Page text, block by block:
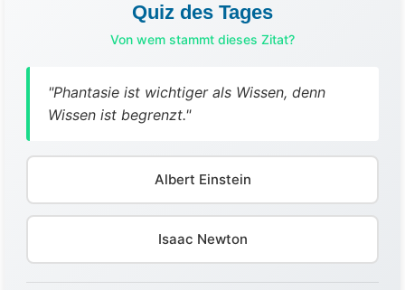
Quiz des Tages
Von wem stammt dieses Zitat?
"Phantasie ist wichtiger als Wissen, denn
Wissen ist begrenzt."
Albert Einstein
Isaac Newton